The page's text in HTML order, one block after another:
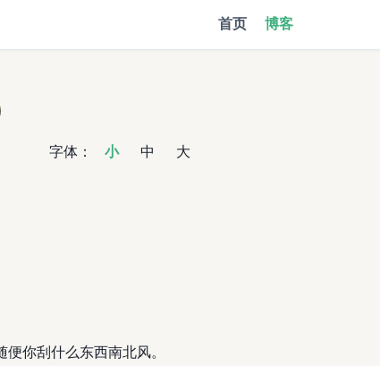
首页 博客
字体： 小 中 大
你刮什么东西南北风。